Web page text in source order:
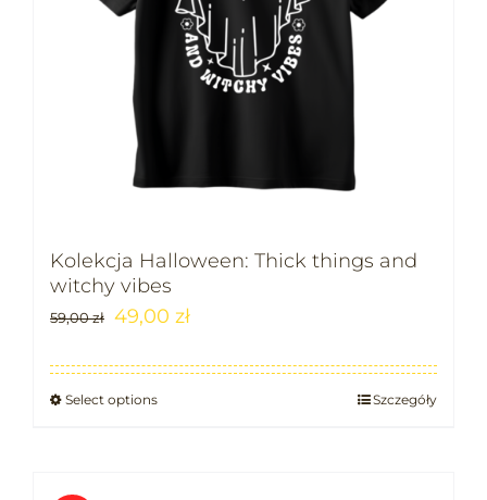
Kolekcja Halloween: Thick things and
witchy vibes
59,00zł 49,00 zł
Select options Szczegóły